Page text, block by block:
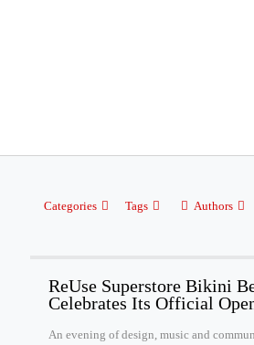
Categories Tags Authors
ReUse Superstore Bikini
Celebrates Its Official
An evening of design, music and